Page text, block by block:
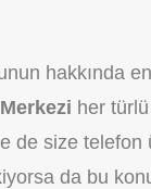
hakkında
her
de size telefon
da bu